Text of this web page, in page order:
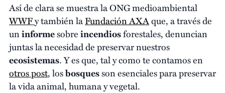
Así de clara se muestra la ONG medioambiental
WWFy también laFundación AXAque, a través de
uninformesobreincendiosforestales, denuncian
juntas la necesidad de preservar nuestros
ecosistemas. Y es que, tal y como te contamos en
otros post, losbosquesson esenciales para preservar
la vida animal, humana y vegetal.